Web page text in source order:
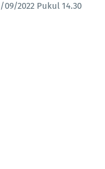
2022 Pukul 14.30